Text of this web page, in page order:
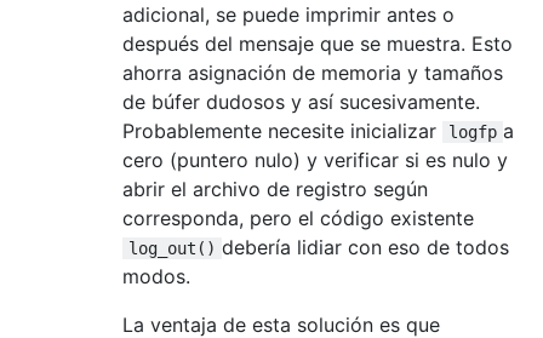
adicional, se puede imprimir antes o
después del mensaje que se muestra. Esto
ahorra asignación de memoria y tamaños
de búfer dudosos y así sucesivamente.
Probablemente necesite inicializar
logfp a
cero (puntero nulo) y verificar si es nulo y
abrir el archivo de registro según
corresponda, pero el código existente
log_out() debería lidiar con eso de todos
modos.
La ventaja de esta solución es que